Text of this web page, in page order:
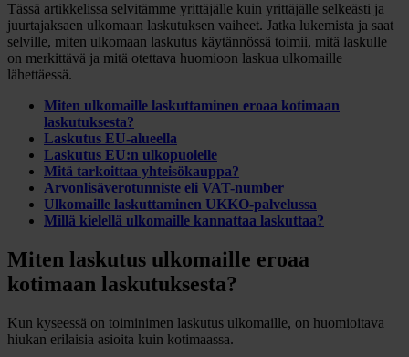
Tässä artikkelissa selvitämme yrittäjälle kuin yrittäjälle selkeästi ja
juurtajaksaen ulkomaan laskutuksen vaiheet. Jatka lukemista ja saat
selville, miten ulkomaan laskutus käytännössä toimii, mitä laskulle
on merkittävä ja mitä otettava huomioon laskua ulkomaille
lähettäessä.
Miten ulkomaille laskuttaminen eroaa kotimaan
laskutuksesta?
Laskutus EU-alueella
Laskutus EU:n ulkopuolelle
Mitä tarkoittaa yhteisökauppa?
Arvonlisäverotunniste eli VAT-number
Ulkomaille laskuttaminen UKKO-palvelussa
Millä kielellä ulkomaille kannattaa laskuttaa?
Miten laskutus ulkomaille eroaa
kotimaan laskutuksesta?
Kun kyseessä on toiminimen laskutus ulkomaille, on huomioitava
hiukan erilaisia asioita kuin kotimaassa.